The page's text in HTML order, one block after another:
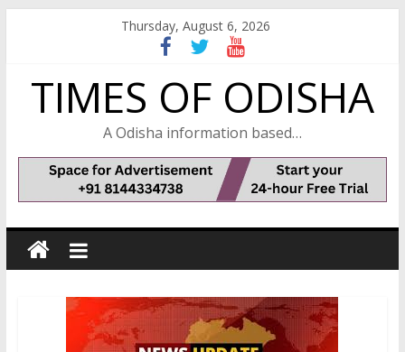
Thursday, August 6, 2026
TIMES OF ODISHA
A Odisha information based…